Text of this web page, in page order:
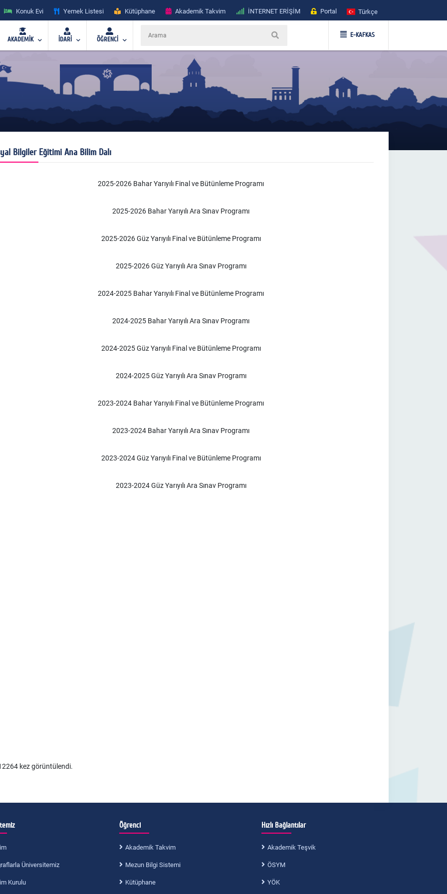
Konuk Evi Yemek Listesi Kütüphane Akademik Takvim İNTERNET ERİŞİM Portal Türkçe
AKADEMİK İDARİ ÖĞRENCİ
E-KAFKAS
Bilgiler Eğitimi Ana Bilim Dalı
2025-2026 Bahar Yarıyılı Final ve Bütünleme Programı
2025-2026 Bahar Yarıyılı Ara Sınav Programı
2025-2026 Güz Yarıyılı Final ve Bütünleme Programı
2025-2026 Güz Yarıyılı Ara Sınav Programı
2024-2025 Bahar Yarıyılı Final ve Bütünleme Programı
2024-2025 Bahar Yarıyılı Ara Sınav Programı
2024-2025 Güz Yarıyılı Final ve Bütünleme Programı
2024-2025 Güz Yarıyılı Ara Sınav Programı
2023-2024 Bahar Yarıyılı Final ve Bütünleme Programı
2023-2024 Bahar Yarıyılı Ara Sınav Programı
2023-2024 Güz Yarıyılı Final ve Bütünleme Programı
2023-2024 Güz Yarıyılı Ara Sınav Programı
kez görüntülendi.
Üniversitemiz
Kurulu
Öğrenci
Akademik Takvim
Mezun Bilgi Sistemi
Kütüphane
Hızlı Bağlantılar
Akademik Teşvik
ÖSYM
YÖK